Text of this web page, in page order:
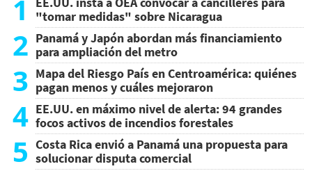
1
"tomar medidas" sobre Nicaragua
2 Panamá y Japón abordan más financiamiento
para ampliación del metro
3 Mapa del Riesgo País en Centroamérica: quiénes
pagan menos y cuáles mejoraron
4 EE.UU. en máximo nivel de alerta: 94 grandes
focos activos de incendios forestales
5 Costa Rica envió a Panamá una propuesta para
solucionar disputa comercial